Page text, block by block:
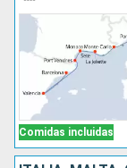
Comidas incluidas